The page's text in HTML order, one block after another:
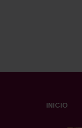
INICIO